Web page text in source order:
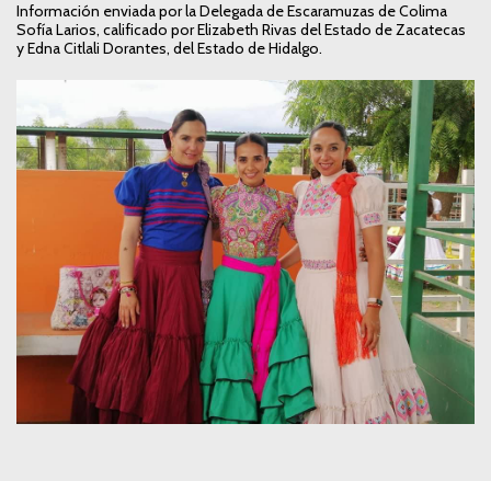
Información enviada por la Delegada de Escaramuzas de Colima
Sofía Larios, calificado por Elizabeth Rivas del Estado de Zacatecas
y Edna Citlali Dorantes, del Estado de Hidalgo.